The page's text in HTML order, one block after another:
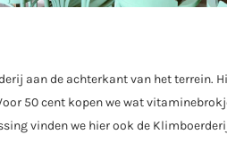
aan de achterkant van het terrein.
50 cent kopen we wat
vinden we hier ook de